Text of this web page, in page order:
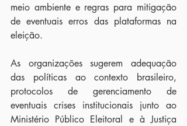
meio ambiente e regras para mitigação
de eventuais erros das plataformas na
eleição.
As organizações sugerem adequação
das políticas ao contexto brasileiro,
protocolos de gerenciamento de
eventuais crises institucionais junto ao
Ministério Público Eleitoral e à Justiça